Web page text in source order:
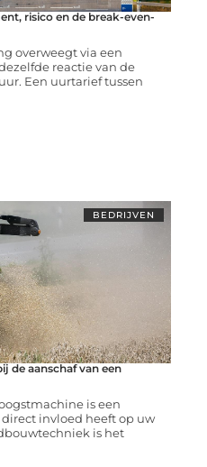
risico en de break-even-
overweegt via een
reactie van de
Een uurtarief tussen
BEDRIJVEN
de aanschaf van een
is een
invloed heeft op uw
is het